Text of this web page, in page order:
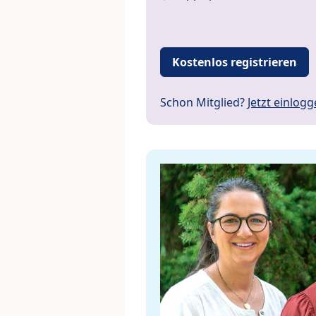
Kostenlos registrieren
Schon Mitglied? Jetzt